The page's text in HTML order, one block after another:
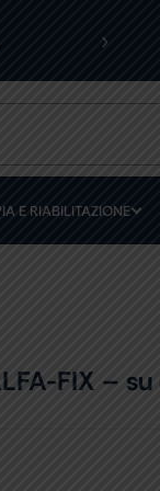
›
E RIABILITAZIONE
FIX –